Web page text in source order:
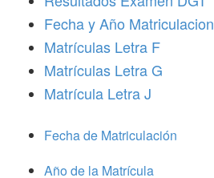
Fecha y Año Matriculacion
Matrículas Letra F
Matrículas Letra G
Matrícula Letra J
Fecha de Matriculación
Año de la Matrícula